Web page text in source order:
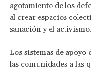
agotamiento de los
al crear espacios
sanación y el activismo.
Los sistemas de apoyo
las comunidades a las